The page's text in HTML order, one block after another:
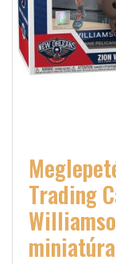
Trading
miniatúra